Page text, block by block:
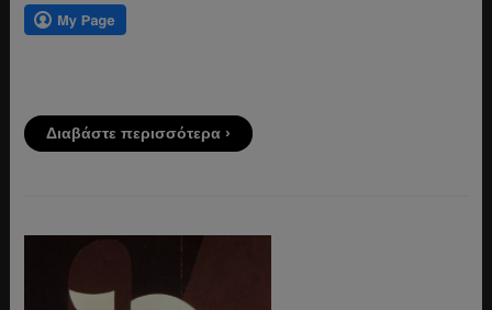
Διαβάστε περισσότερα ›